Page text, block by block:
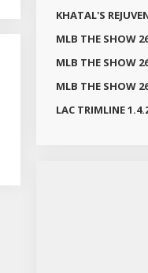
KHATAL'S
MLB THE SHOW
MLB THE SHOW
MLB THE SHOW
LAC TRIMLINE